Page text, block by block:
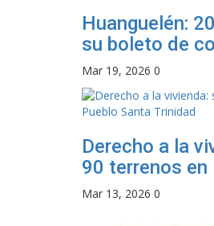
Huanguelén:
su boleto de
Mar 19, 2026 0
Derecho a la
90 terrenos en
Mar 13, 2026 0